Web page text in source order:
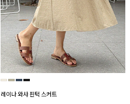
레이나 와샤 핀턱 스커트